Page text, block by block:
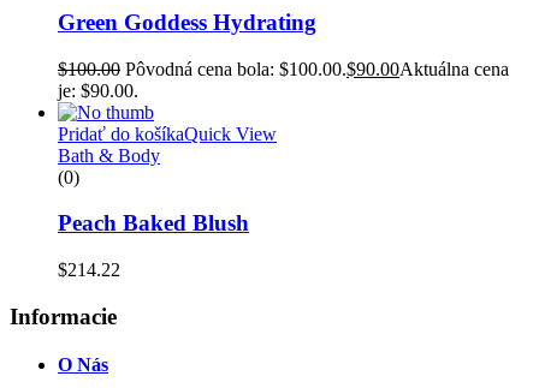
Green Goddess Hydrating
$100.00 Pôvodná cena bola: $100.00.$90.00Aktuálna cena
je: $90.00.
Pridať do košíkaQuick View
Bath & Body
(0)
Peach Baked Blush
$214.22
Informacie
O Nás